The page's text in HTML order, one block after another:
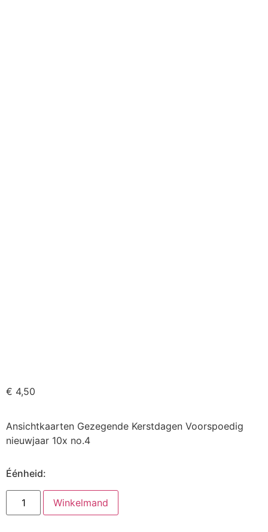
€ 4,50
Ansichtkaarten Gezegende Kerstdagen Voorspoedig
nieuwjaar 10x no.4
Éénheid:
Winkelmand